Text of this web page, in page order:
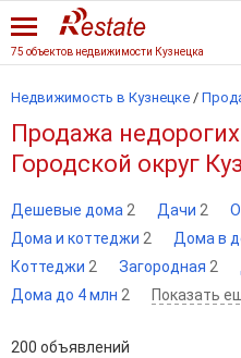
75 объектов недвижимости Кузнецка
Недвижимость в Кузнецке /
Продажа
Городской округ
Дешевые дома 2 Дачи 2
Дома и коттеджи 2 Дома в
Коттеджи 2 Загородная 2
Дома до 4 млн 2 Показать
200 объявлений